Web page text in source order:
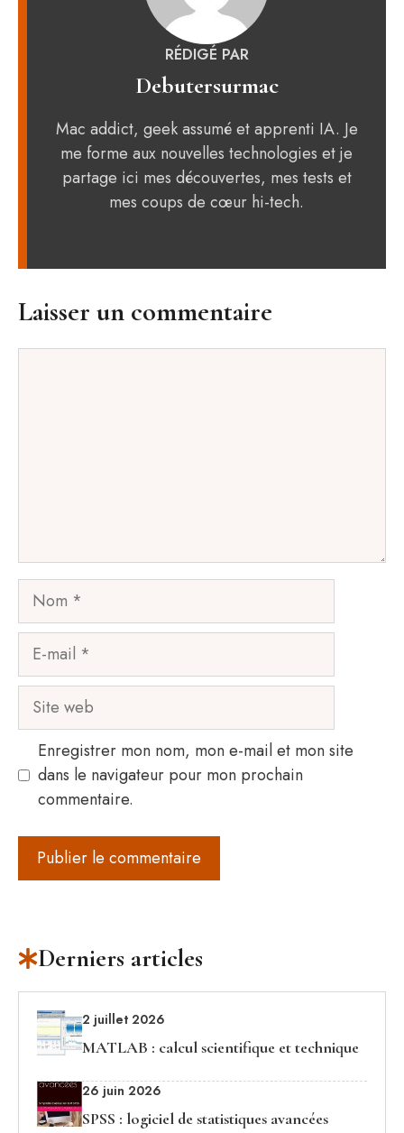
RÉDIGÉ PAR
Debutersurmac
Mac addict, geek assumé et apprenti IA. Je
me forme aux nouvelles technologies et je
partage ici mes découvertes, mes tests et
mes coups de cœur hi-tech.
Laisser un commentaire
Nom
mail
Site
web
Enregistrer mon nom, mon e-mail et mon site
dans le navigateur pour mon prochain
commentaire.
Derniers articles
2 juillet 2026
MATLAB : calcul scientifique et technique
26 juin 2026
SPSS : logiciel de statistiques avancées